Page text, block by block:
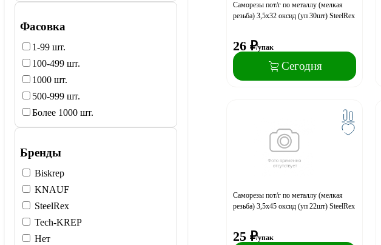
Фасовка
1-99 шт.
100-499 шт.
1000 шт.
500-999 шт.
Более 1000 шт.
Бренды
Biskrep
KNAUF
SteelRex
Tech-KREP
Нет
Саморезы пот/г по металлу (мелкая
резьба) 3,5х32 оксид (уп 30шт) SteelRex
26 ₽/упак
Сегодня
Саморезы пот/г по металлу (мелкая
резьба) 3,5х45 оксид (уп 22шт) SteelRex
25 ₽/упак